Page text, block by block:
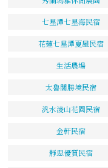
七星潭七星海民宿
花蓮七星潭夏屋民宿
生活農場
太魯閣勝境民宿
汎水淩山花園民宿
金軒民宿
靜思優質民宿